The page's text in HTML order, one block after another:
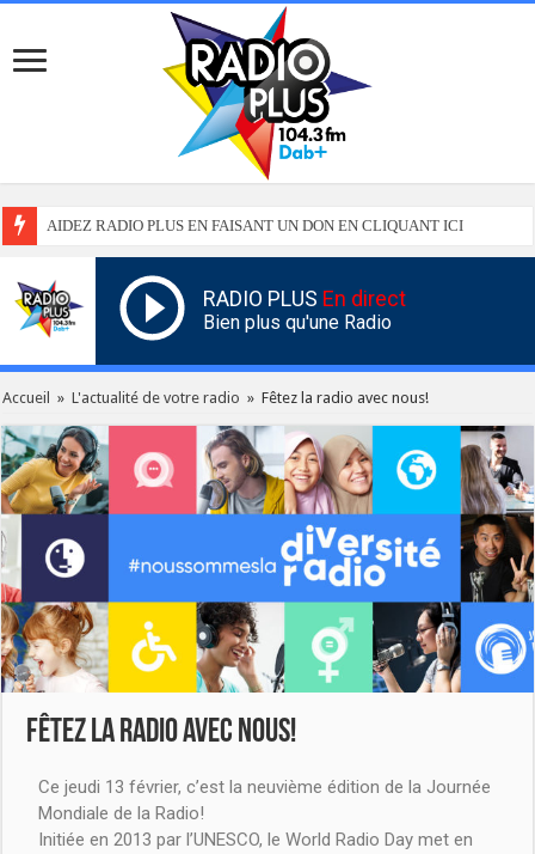
AIDEZ RADIO PLUS EN FAISANT UN DON EN CLIQUANT ICI
RADIO PLUS En direct
Bien plus qu'une Radio
Accueil » L'actualité de votre radio » Fêtez la radio avec nous!
Fêtez la radio avec nous!
Ce jeudi 13 février, c’est la neuvième édition de la Journée
Mondiale de la Radio!
Initiée en 2013 par l’UNESCO, le World Radio Day met en